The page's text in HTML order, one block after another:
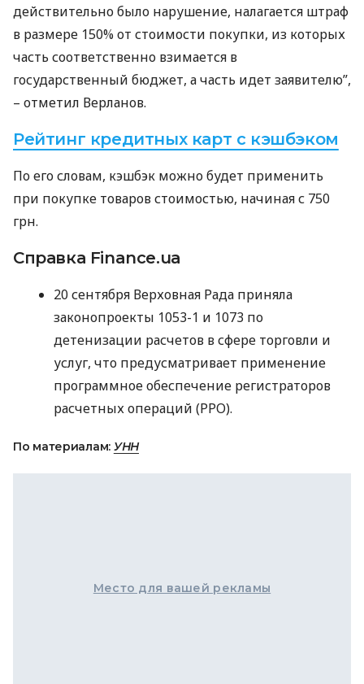
действительно было нарушение, налагается штраф
в размере 150% от стоимости покупки, из которых
часть соответственно взимается в
государственный бюджет, а часть идет заявителю”,
– отметил Верланов.
Рейтинг кредитных карт с кэшбэком
По его словам, кэшбэк можно будет применить
при покупке товаров стоимостью, начиная с 750
грн.
Справка Finance.ua
20 сентября Верховная Рада приняла
законопроекты 1053-1 и 1073 по
детенизации расчетов в сфере торговли и
услуг, что предусматривает применение
программное обеспечение регистраторов
расчетных операций (РРО).
По материалам: УНН
Место для вашей рекламы